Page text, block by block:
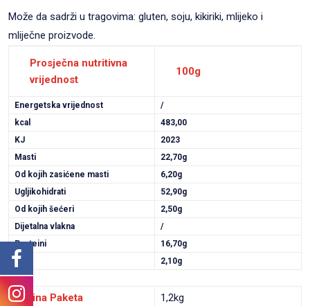
Može da sadrži u tragovima: gluten, soju, kikiriki, mlijeko i
mliječne proizvode.
Prosječna nutritivna
vrijednost
100g
Energetska vrijednost
/
kcal
483,00
KJ
2023
Masti
22,70g
Od kojih zasićene masti
6,20g
Ugljikohidrati
52,90g
Od kojih šećeri
2,50g
Dijetalna vlakna
/
Proteini
16,70g
Sol
2,10g
Težina Paketa
1,2kg